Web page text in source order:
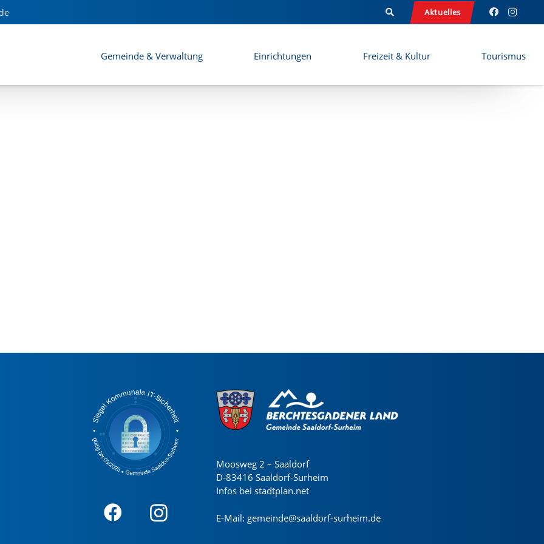
Aktuelles
Gemeinde & Verwaltung Einrichtungen Freizeit & Kultur Tourismus
Moosweg 2 – Saaldorf
D-83416 Saaldorf-Surheim
Infos bei stadtplan.net
E-Mail: gemeinde@saaldorf-surheim.de